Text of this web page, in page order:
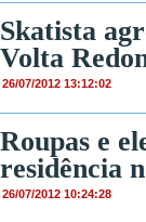
Skatista
Volta
26/07/2012 13:12:02
Roupas e
residência
26/07/2012 10:24:28